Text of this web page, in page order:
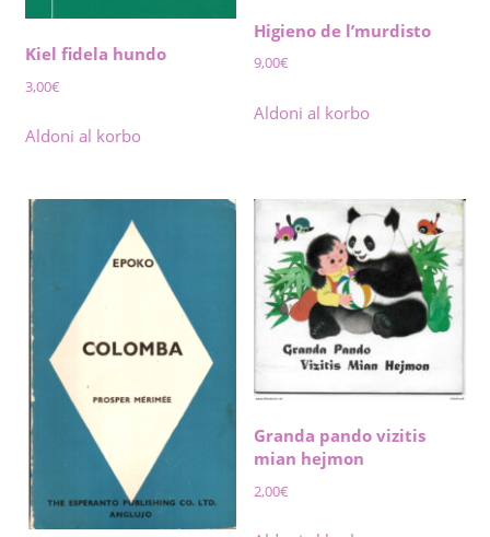
Kiel fidela hundo
3,00€
Aldoni al korbo
Higieno de l’murdisto
9,00€
Aldoni al korbo
Granda pando vizitis
mian hejmon
2,00€